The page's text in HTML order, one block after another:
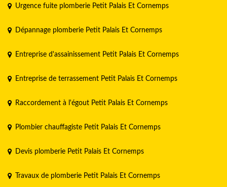
Urgence fuite plomberie Petit Palais Et Cornemps
Dépannage plomberie Petit Palais Et Cornemps
Entreprise d'assainissement Petit Palais Et Cornemps
Entreprise de terrassement Petit Palais Et Cornemps
Raccordement à l'égout Petit Palais Et Cornemps
Plombier chauffagiste Petit Palais Et Cornemps
Devis plomberie Petit Palais Et Cornemps
Travaux de plomberie Petit Palais Et Cornemps